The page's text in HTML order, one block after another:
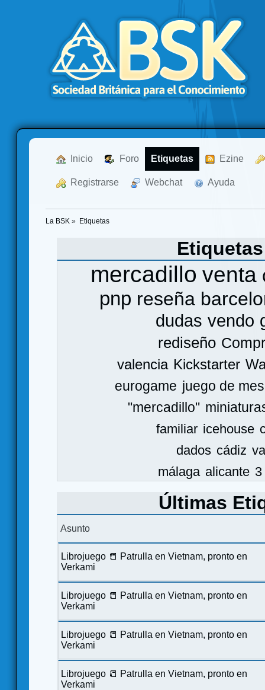
Inicio Foro Etiquetas Ezine
Registrarse Webchat Ayuda
La BSK » Etiquetas
mercadillo venta
pnp reseña
dudas vendo
rediseño
valencia Kickstarter
eurogame juego de
"mercadillo"
familiar icehouse
dados cádiz
málaga alicante
Últimas
Asunto
Librojuego 📒 Patrulla en Vietnam, pronto en
Verkami
Librojuego 📒 Patrulla en Vietnam, pronto en
Verkami
Librojuego 📒 Patrulla en Vietnam, pronto en
Verkami
Librojuego 📒 Patrulla en Vietnam, pronto en
Verkami